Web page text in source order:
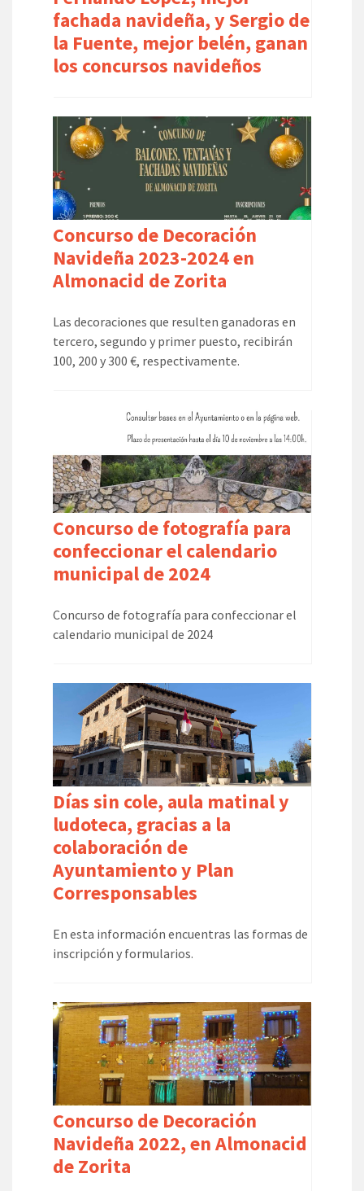
fachada navideña, y Sergio de
la Fuente, mejor belén, ganan
los concursos navideños
Concurso de Decoración
Navideña 2023-2024 en
Almonacid de Zorita
Las decoraciones que resulten ganadoras en
tercero, segundo y primer puesto, recibirán
100, 200 y 300 €, respectivamente.
Concurso de fotografía para
confeccionar el calendario
municipal de 2024
Concurso de fotografía para confeccionar el
calendario municipal de 2024
Días sin cole, aula matinal y
ludoteca, gracias a la
colaboración de
Ayuntamiento y Plan
Corresponsables
En esta información encuentras las formas de
inscripción y formularios.
Concurso de Decoración
Navideña 2022, en Almonacid
de Zorita